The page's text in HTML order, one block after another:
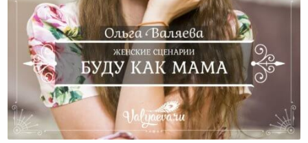
Женские Сценарии. Буду Как Мама.